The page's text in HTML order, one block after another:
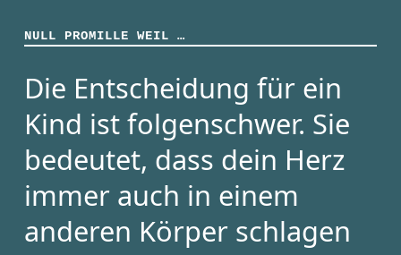
NULL PROMILLE WEIL …
Die Entscheidung für ein
Kind ist folgenschwer. Sie
bedeutet, dass dein Herz
immer auch in einem
anderen Körper schlagen